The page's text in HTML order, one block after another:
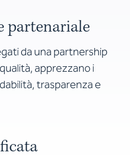
partenariale
da una partnership
apprezzano i
trasparenza e